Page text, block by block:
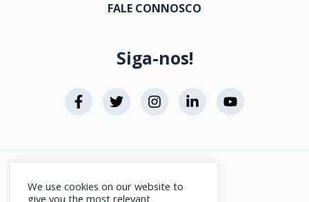
FALE CONNOSCO
Siga-nos!
Direitos de Autor
We use cookies on our website to
give you the most relevant